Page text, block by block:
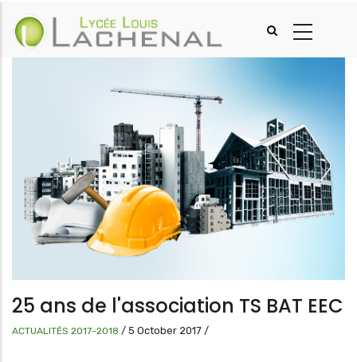
contenu
25 ans de l'association TS BAT EEC
ACTUALITÉS 2017-2018 / 5 October 2017 /